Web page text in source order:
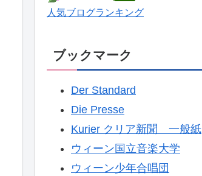
人気ブログランキング
ブックマーク
Der Standard
Die Presse
Kurier クリア新聞 一般紙
ウィーン国立音楽大学
ウィーン少年合唱団